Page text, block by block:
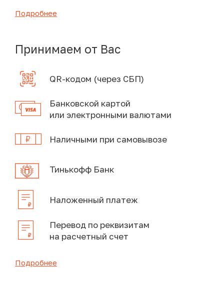
Подробнее
Принимаем от Вас
QR-кодом (через СБП)
Банковской картой
или электронными валютами
Наличными при самовывозе
Тинькофф Банк
Наложенный платеж
Перевод по реквизитам
на расчетный счет
Подробнее